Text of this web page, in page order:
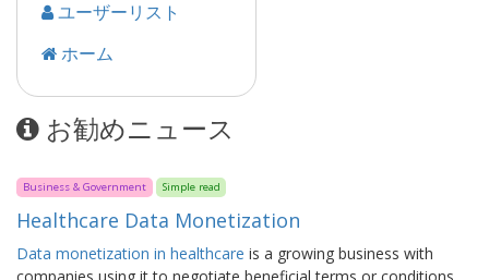
ユーザーリスト
ホーム
お勧めニュース
Business & Government Simple read
Healthcare Data Monetization
Data monetization in healthcare is a growing business with